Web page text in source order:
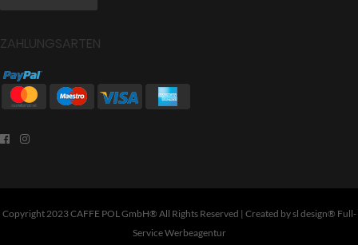
ZAHLUNGSARTEN
Copyright 2023 CAFFE POL GmbH® All Rights Reserved | Created bysl design® Full-
Service Werbeagentur